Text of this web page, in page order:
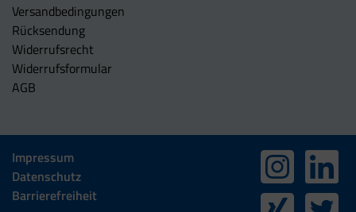
Versandbedingungen
Rücksendung
Widerrufsrecht
Widerrufsformular
AGB
Impressum
Datenschutz
Barrierefreiheit